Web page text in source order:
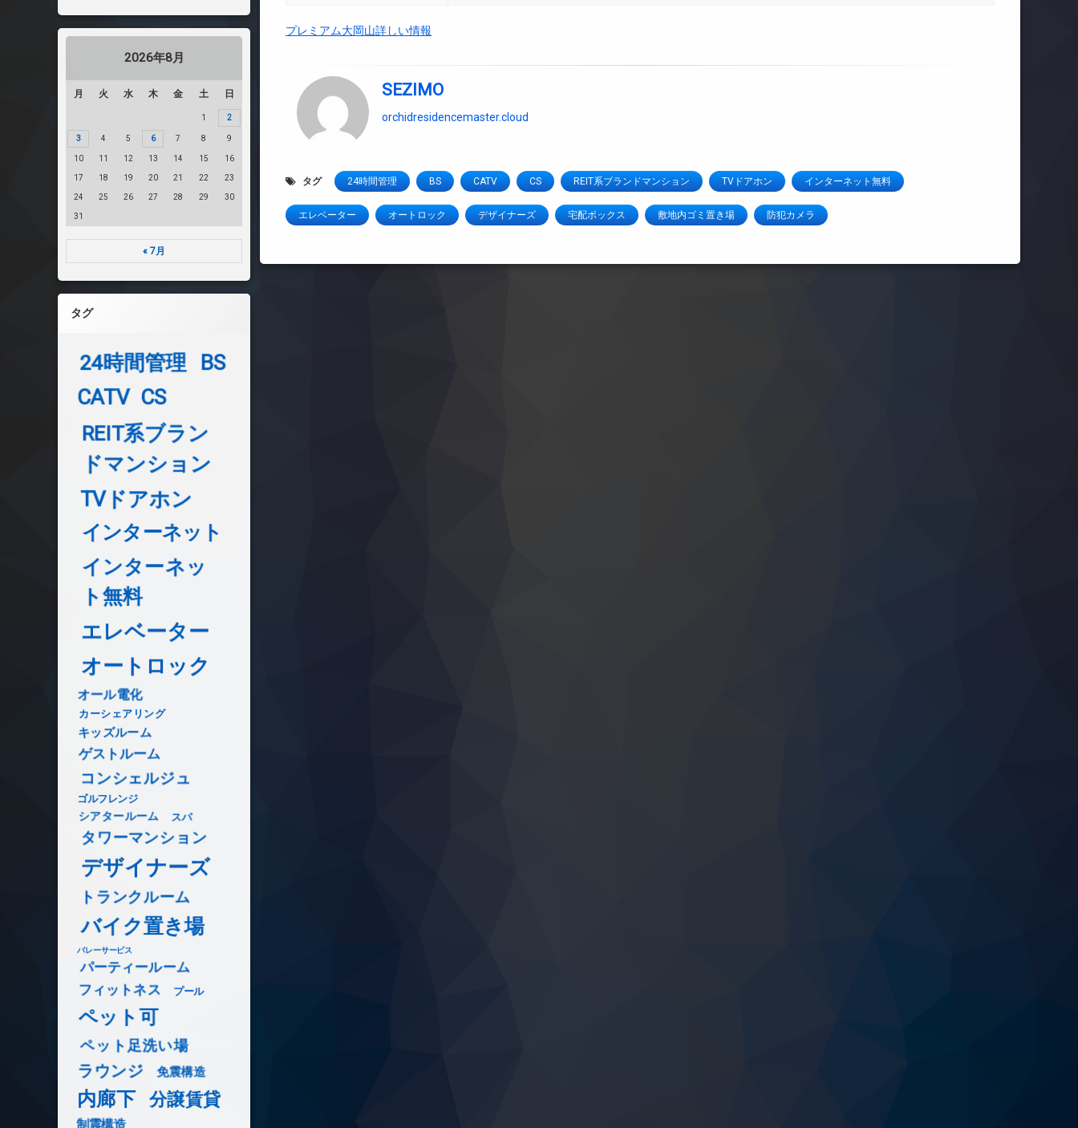
プレミアム大岡山詳しい情報
SEZIMO
orchidresidencemaster.cloud
タグ 24時間管理 BS CATV CS REIT系ブランドマンション TVドアホン インターネット無料
エレベーター オートロック デザイナーズ 宅配ボックス 敷地内ゴミ置き場 防犯カメラ
2026年8月
月 火 水 木 金 土 日
1 2
3 4 5 6 7 8 9
10 11 12 13 14 15 16
17 18 19 20 21 22 23
24 25 26 27 28 29 30
31
« 7月
タグ
24時間管理
BS
CATV CS
REIT系ブラン
ドマンション
TVドアホン
インターネット
インターネッ
ト無料
エレベーター
オートロック
オール電化
カーシェアリング
キッズルーム
ゲストルーム
コンシェルジュ
ゴルフレンジ
シアタールーム スパ
タワーマンション
デザイナーズ
トランクルーム
バイク置き場
バレーサービス
パーティールーム
フィットネス プール
ペット可
ペット足洗い場
ラウンジ 免震構造
内廊下 分譲賃貸
制震構造